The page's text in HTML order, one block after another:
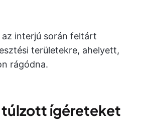
interjú során feltárt
területekre, ahelyett,
rágódna.
túlzott ígéreteket